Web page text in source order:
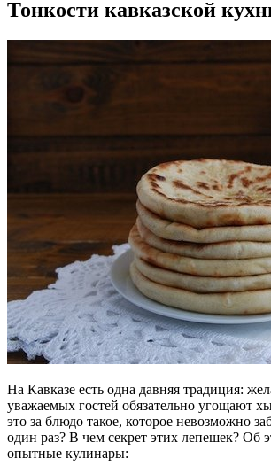
Тонкости кавказской
На Кавказе есть одна давняя традиция:
уважаемых гостей обязательно угощают
это за блюдо такое, которое невозможно
один раз? В чем секрет этих лепешек? Об
опытные кулинары: